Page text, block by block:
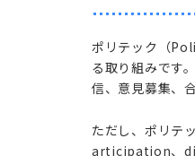
ポリテック（
る取り組みです
信、意見募集、
ただし、ポリテ
articipation、